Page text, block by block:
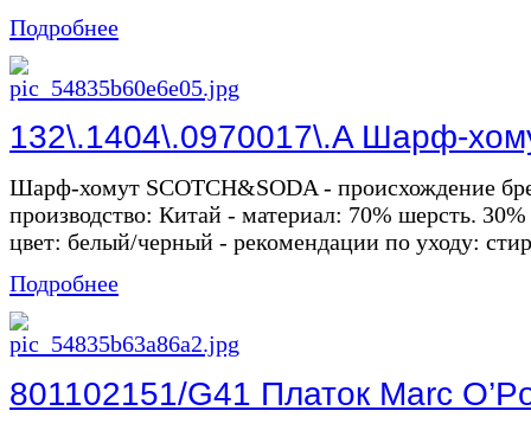
Подробнее
132\.1404\.0970017\.A Шарф-
Шарф-хомут SCOTCH&SODA - происхождение
производство: Китай - материал: 70% шерсть.
цвет: белый/черный - рекомендации по уходу:
Подробнее
801102151/G41 Платок Marc